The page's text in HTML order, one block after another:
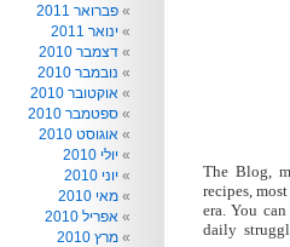
The Blog,
recipes,
era. You
daily
פברואר 2011
ינואר 2011
דצמבר 2010
נובמבר 2010
אוקטובר 2010
ספטמבר 2010
אוגוסט 2010
יולי 2010
יוני 2010
מאי 2010
אפריל 2010
מרץ 2010